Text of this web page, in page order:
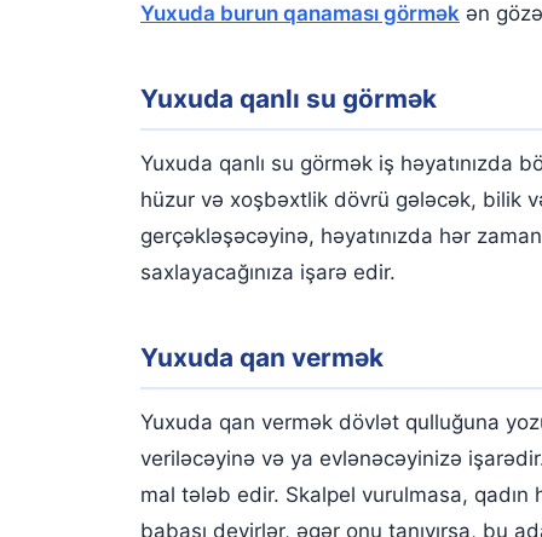
Yuxuda burun qanaması görmək ən
Yuxuda qanlı su görmək
Yuxuda qanlı su görmək iş
hüzur və xoşbəxtlik dövrü gələcək, bilik
gerçəkləşəcəyinə, həyatınızda hər
saxlayacağınıza işarə edir.
Yuxuda qan vermək
Yuxuda qan vermək dövlət qulluğuna
veriləcəyinə və ya evlənəcəyinizə
mal tələb edir. Skalpel vurulmasa,
babası deyirlər, əgər onu tanıyırsa, bu